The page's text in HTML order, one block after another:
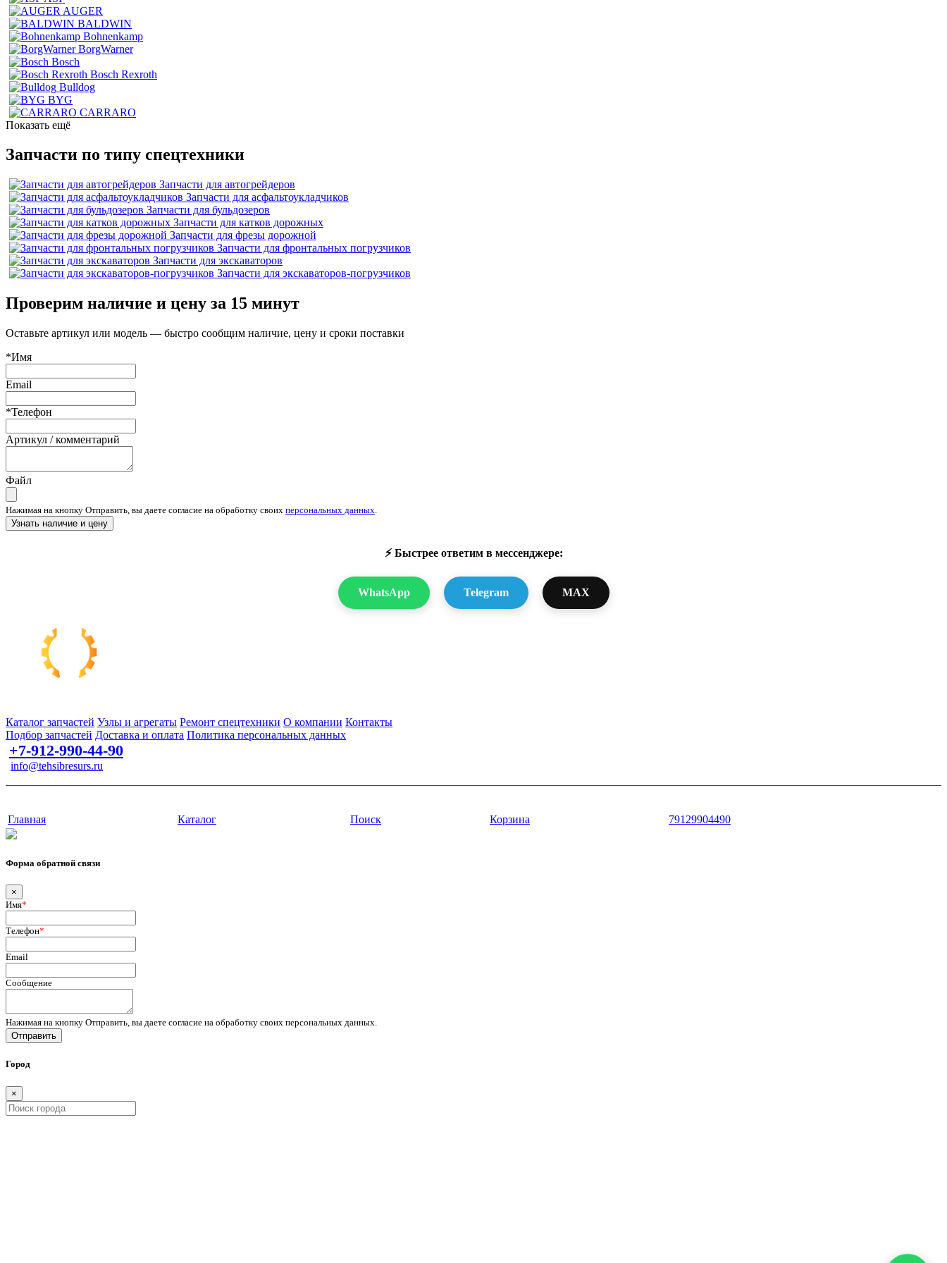
AUGER
BALDWIN
Bohnenkamp
BorgWarner
Bosch
Bosch Rexroth
Bulldog
BYG
CARRARO
Показать ещё
Запчасти по типу спецтехники
Запчасти для автогрейдеров
Запчасти для асфальтоукладчиков
Запчасти для бульдозеров
Запчасти для катков дорожных
Запчасти для фрезы дорожной
Запчасти для фронтальных погрузчиков
Запчасти для экскаваторов
Запчасти для экскаваторов-погрузчиков
Проверим наличие и цену за 15 минут
Оставьте артикул или модель — быстро сообщим наличие, цену и сроки поставки
*Имя
Email
*Телефон
Артикул / комментарий
Файл
Нажимая на кнопку Отправить, вы даете согласие на обработку своих персональных данных.
Узнать наличие и цену
⚡ Быстрее ответим в мессенджере:
WhatsApp Telegram MAX
Каталог запчастей Узлы и агрегаты Ремонт спецтехники О компании Контакты
Подбор запчастей Доставка и оплата Политика персональных данных
+7-912-990-44-90
info@tehsibresurs.ru
Главная Каталог Поиск Корзина 79129904490
Форма обратной связи
×
Имя*
Телефон*
Email
Сообщение
Нажимая на кнопку Отправить, вы даете согласие на обработку своих персональных данных.
Отправить
Город
×